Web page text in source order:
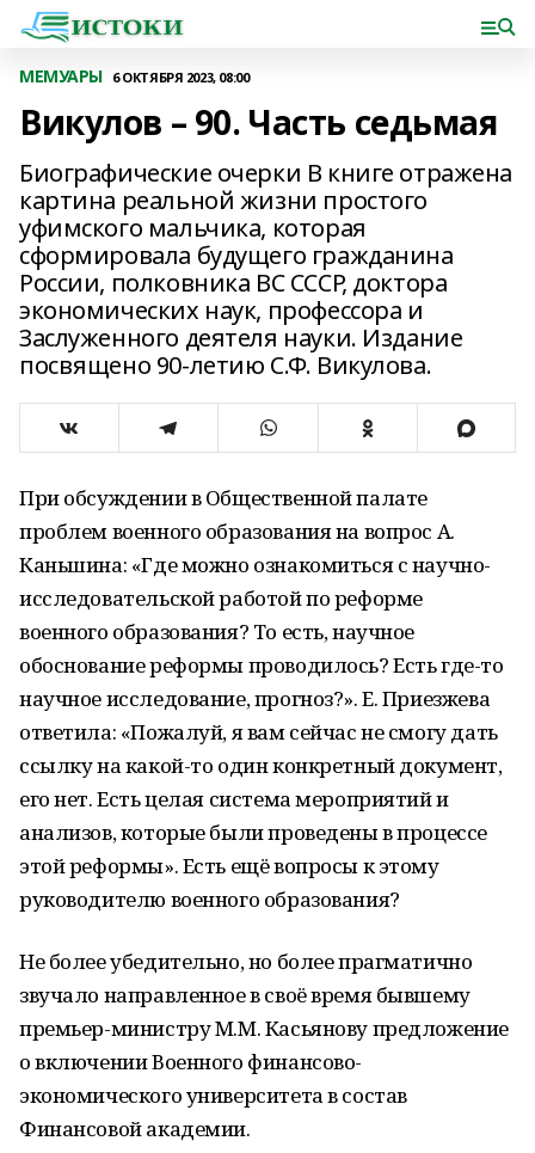
МЕМУАРЫ 6 ОКТЯБРЯ 2023, 08:00
Викулов – 90. Часть седьмая
Биографические очерки В книге отражена
картина реальной жизни простого
уфимского мальчика, которая
сформировала будущего гражданина
России, полковника ВС СССР, доктора
экономических наук, профессора и
Заслуженного деятеля науки. Издание
посвящено 90-летию С.Ф. Викулова.
При обсуждении в Общественной палате
проблем военного образования на вопрос А.
Каньшина: «Где можно ознакомиться с научно-
исследовательской работой по реформе
военного образования? То есть, научное
обоснование реформы проводилось? Есть где-то
научное исследование, прогноз?». Е. Приезжева
ответила: «Пожалуй, я вам сейчас не смогу дать
ссылку на какой-то один конкретный документ,
его нет. Есть целая система мероприятий и
анализов, которые были проведены в процессе
этой реформы». Есть ещё вопросы к этому
руководителю военного образования?
Не более убедительно, но более прагматично
звучало направленное в своё время бывшему
премьер-министру М.М. Касьянову предложение
о включении Военного финансово-
экономического университета в состав
Финансовой академии.